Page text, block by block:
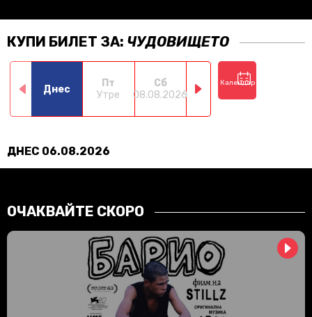
КУПИ БИЛЕТ ЗА: ЧУДОВИЩЕТО
Днес
Пт
Утре
Сб
08.08.202609.08.2026
10.08.2026
Календар
ДНЕС 06.08.2026
ОЧАКВАЙТЕ СКОРО